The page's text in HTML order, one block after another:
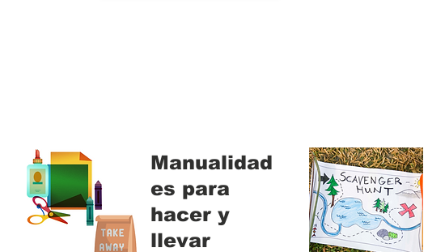
Manualidad
es para
hacer y
llevar